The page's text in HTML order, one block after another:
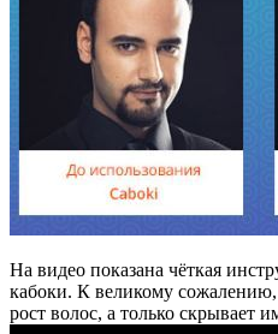
На видео показана чёткая
кабоки. К великому сожалению,
рост волос, а только скрывает